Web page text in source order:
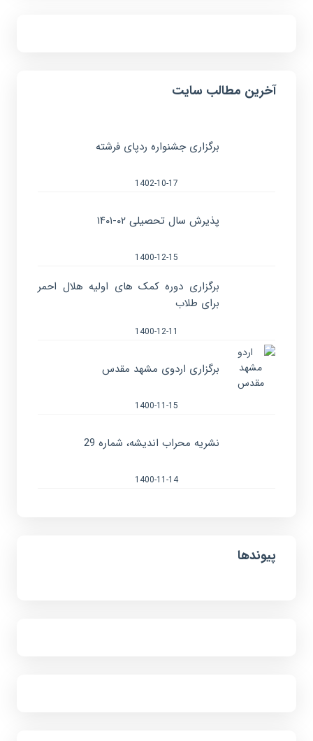
آخرین مطالب سایت
برگزاری جشنواره ردپای فرشته
1402-10-17
پذیرش سال تحصیلی ۰۲-۱۴۰۱
1400-12-15
برگزاری دوره کمک های اولیه هلال احمر
برای طلاب
1400-12-11
برگزاری اردوی مشهد مقدس
1400-11-15
نشریه محراب اندیشه، شماره 29
1400-11-14
پیوندها